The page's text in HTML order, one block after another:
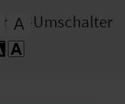
A Umschalter